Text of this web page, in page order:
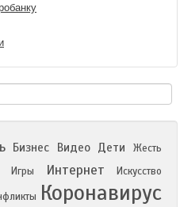
Бизнес Видео Дети
Жесть
Игры Интернет Искусство
Коронавирус